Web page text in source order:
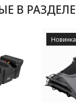
В РАЗДЕЛЕ
Новинка